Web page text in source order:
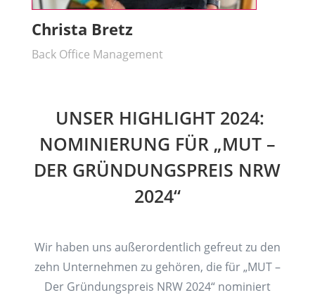
Christa Bretz
Back Office Management
UNSER HIGHLIGHT 2024:
NOMINIERUNG FÜR „MUT –
DER GRÜNDUNGSPREIS NRW
2024“
Wir haben uns außerordentlich gefreut zu den
zehn Unternehmen zu gehören, die für „MUT –
Der Gründungspreis NRW 2024“ nominiert